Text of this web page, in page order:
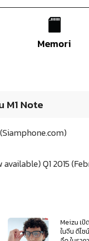
Memori
M1 Note
Q1 2015
Meizu เปิ
ในจีน ดีไ